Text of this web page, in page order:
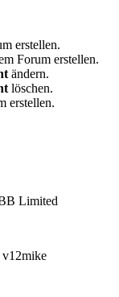
erstellen.
Forum erstellen.
ändern.
löschen.
erstellen.
Limited